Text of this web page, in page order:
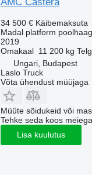
34 500 € Käibemaksuta
Madal platform
2019
Omakaal 11 200 kg
Ungari, Budapest
Laslo Truck
Võta ühendust müüjaga
Müüte sõidukeid või
Tehke seda koos
Lisa kuulutus